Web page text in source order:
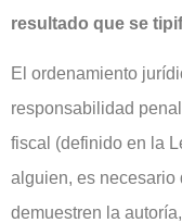
resultado que se
El ordenamiento
responsabilidad
fiscal (definido en la
alguien, es necesario
demuestren la